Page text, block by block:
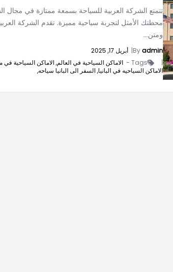
تتمتع الشركة العربية للسياحة بسمعة ممتازة في مجال
محطتك الأمثل لتجربة سياحية مميزة. تقدم الشركة
ومتن...
Byadmin
| أبريل 17, 2025
|
Tags - الاماكن السياحية في العالم,الاماكن السياحية في
الاماكن السياحيه في البانيا,السفر الى البانيا سياحه,